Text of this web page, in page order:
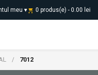
meu ▾ 0 produs(e) - 0.00 lei
/ 7012